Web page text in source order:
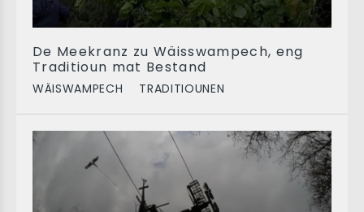
De Meekranz zu Wäisswampech, eng
Traditioun mat Bestand
WÄISWAMPECH TRADITIOUNEN